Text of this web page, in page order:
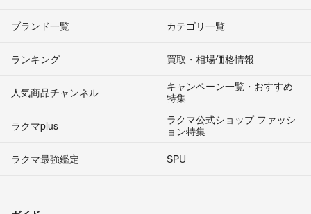
ブランド一覧 カテゴリ一覧
ランキング 買取・相場価格情報
人気商品チャンネル
キャンペーン一覧・おすすめ
特集
ラクマplus
ラクマ公式ショップ ファッシ
ョン特集
ラクマ最強鑑定
SPU